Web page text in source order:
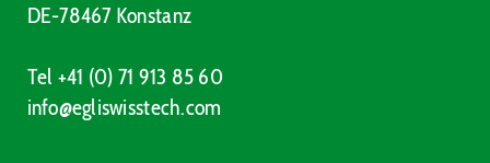
DE-78467 Konstanz
Tel +41 (0) 71 913 85 60
info@egliswisstech.com